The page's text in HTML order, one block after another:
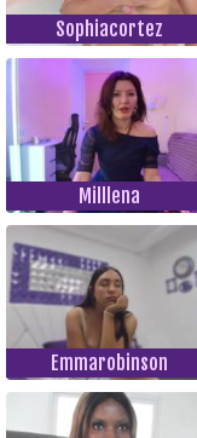
Sophiacortez
Milllena
Emmarobinson